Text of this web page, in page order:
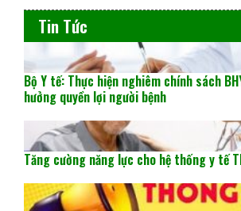
Tin Tức
Bộ Y tế: Thực hiện nghiêm chính sách
hưởng quyền lợi người bệnh
Tăng cường năng lực cho hệ thống y tế